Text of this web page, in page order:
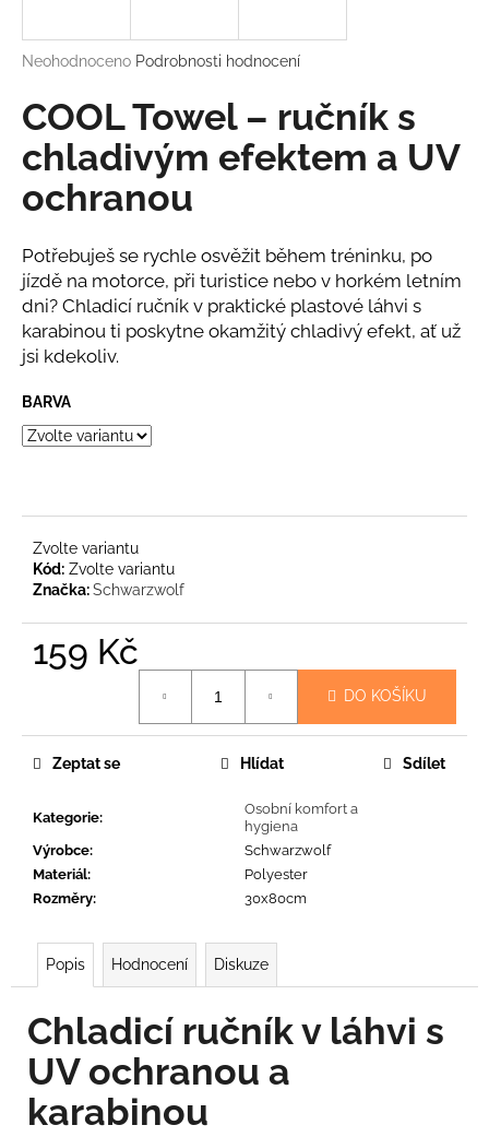
Průměrné
produktu
je
z
hvězdiček.
Neohodnoceno Podrobnosti hodnocení
COOL Towel – ručník s
chladivým efektem a UV
ochranou
Potřebuješ se rychle osvěžit během tréninku, po
jízdě na motorce, při turistice nebo v horkém letním
dni? Chladicí ručník v praktické plastové láhvi s
karabinou ti poskytne okamžitý chladivý efekt, ať už
jsi kdekoliv.
BARVA
Zvolte variantu
Kód: Zvolte variantu
Značka:Schwarzwolf
159 Kč
DO KOŠÍKU
Kategorie:
Osobní komfort a
hygiena
Výrobce:
Schwarzwolf
Materiál:
Polyester
Rozměry: 30x80cm
Zeptat se Hlídat Sdílet
Popis Hodnocení Diskuze
Chladicí ručník v láhvi s
UV ochranou a
karabinou
j
t
HLEDAT
D
o
p
o
r
u
e
m
-
FUNKČNÍ
PÁNSKÉ
790